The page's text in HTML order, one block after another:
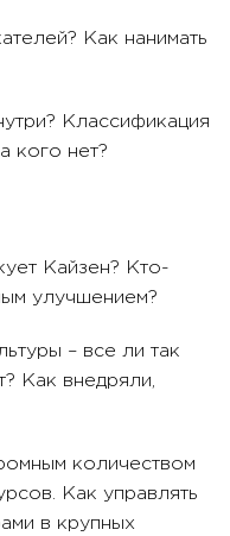
Как нанимать
Классификация
кого нет?
Кайзен? Кто-
улучшением?
– все ли так
Как внедряли,
количеством
Как управлять
в крупных